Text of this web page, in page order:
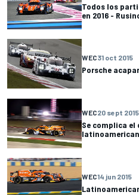
Todos los
en 2016 -
WEC31 oct 2015
Porsche
WEC20 sept 2015
Se complica
WEC14 jun 2015